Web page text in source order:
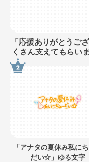
「応援ありがとうご
くさん支えてもらい
しま
「アナタの夏休み私に
だい☆」ゆる文字